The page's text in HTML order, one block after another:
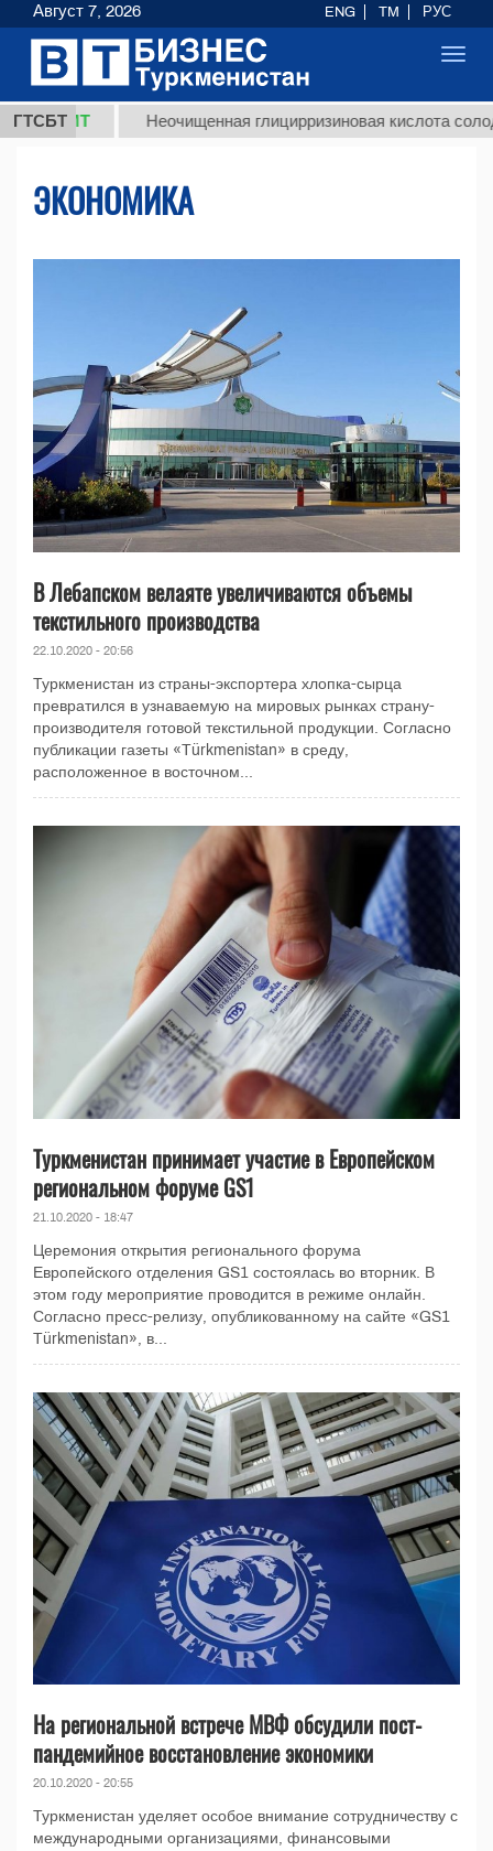
ГТСБТ Неочищенная глицирризиновая кислота солодкового
ЭКОНОМИКА
В Лебапском велаяте увеличиваются объемы
текстильного производства
22.10.2020 - 20:56
Туркменистан из страны-экспортера хлопка-сырца
превратился в узнаваемую на мировых рынках страну-
производителя готовой текстильной продукции. Согласно
публикации газеты «Türkmenistan» в среду,
расположенное в восточном...
Туркменистан принимает участие в Европейском
региональном форуме GS1
21.10.2020 - 18:47
Церемония открытия регионального форума
Европейского отделения GS1 состоялась во вторник. В
этом году мероприятие проводится в режиме онлайн.
Согласно пресс-релизу, опубликованному на сайте «GS1
Türkmenistan», в...
На региональной встрече МВФ обсудили пост-
пандемийное восстановление экономики
20.10.2020 - 20:55
Туркменистан уделяет особое внимание сотрудничеству с
международными организациями, финансовыми
Август 7, 2026 ENG TM РУС